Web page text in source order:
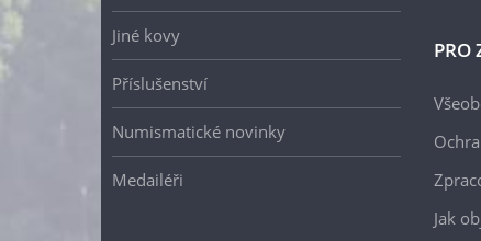
Jiné kovy
Příslušenství
Numismatické novinky
Medailéři
PRO
Jak